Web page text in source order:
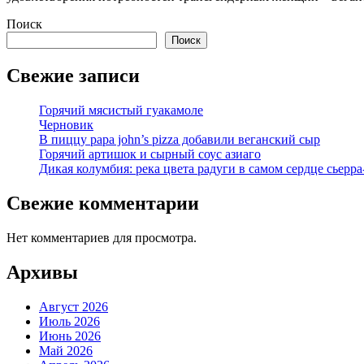
Поиск
Поиск
Свежие записи
Горячий мясистый гуакамоле
Черновик
В пиццу papa john’s pizza добавили веганский сыр
Горячий артишок и сырный соус азиаго
Дикая колумбия: река цвета радуги в самом сердце
Свежие комментарии
Нет комментариев для просмотра.
Архивы
Август 2026
Июль 2026
Июнь 2026
Май 2026